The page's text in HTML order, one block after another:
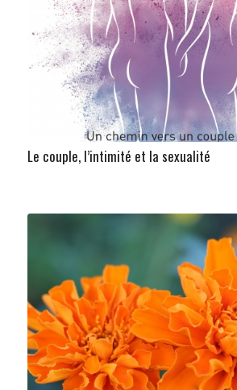
Le couple, l’intimité et la sexualité